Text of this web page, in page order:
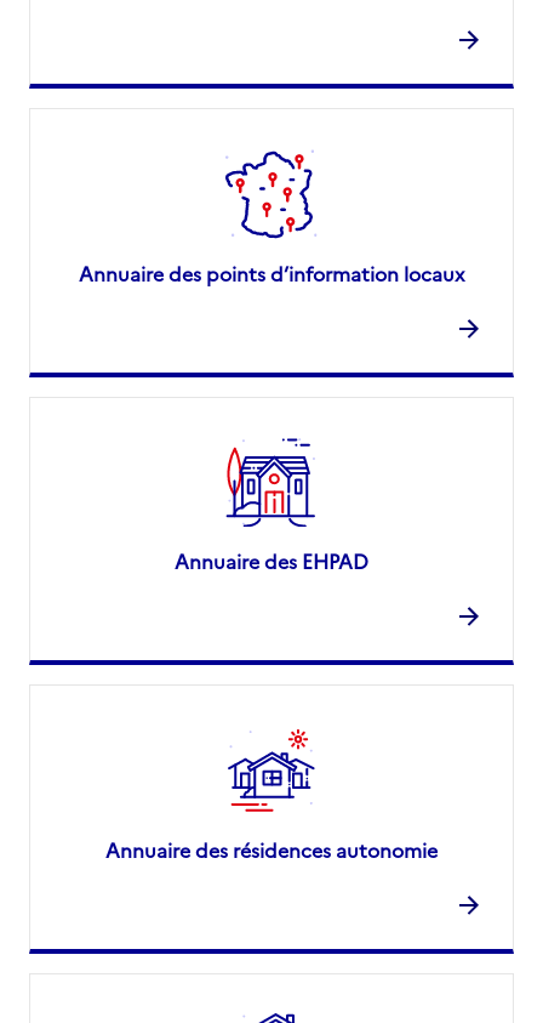
Annuaire des points d’information locaux
Annuaire des EHPAD
Annuaire des résidences autonomie